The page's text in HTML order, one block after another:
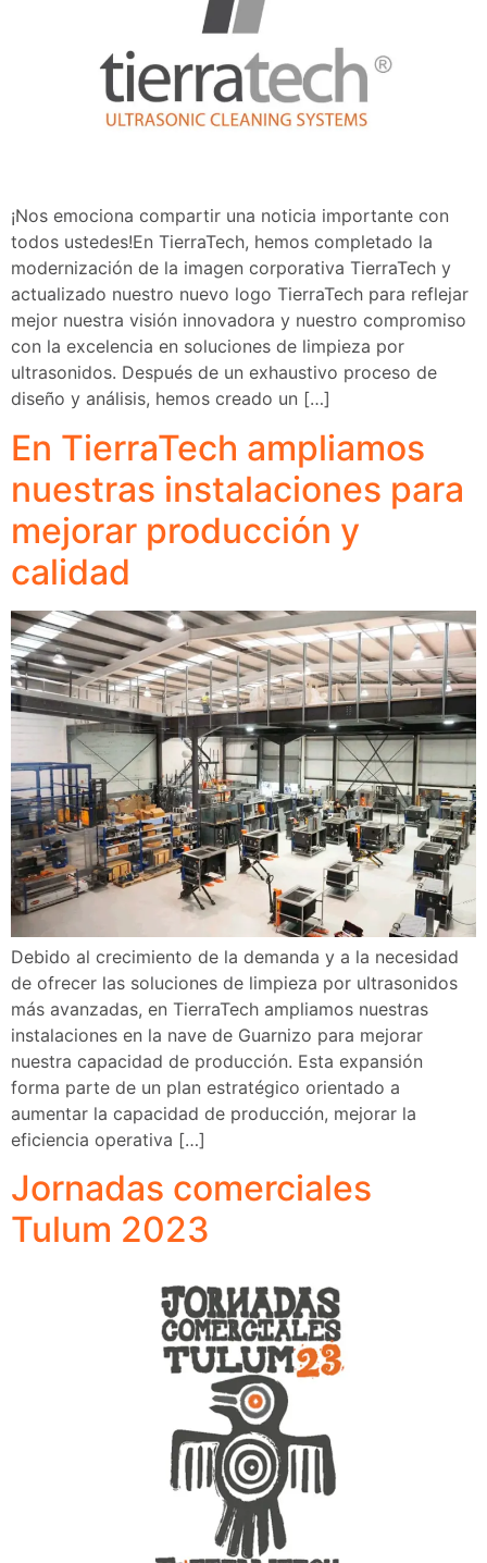
¡Nos emociona compartir una noticia importante con
todos ustedes!En TierraTech, hemos completado la
modernización de la imagen corporativa TierraTech y
actualizado nuestro nuevo logo TierraTech para reflejar
mejor nuestra visión innovadora y nuestro compromiso
con la excelencia en soluciones de limpieza por
ultrasonidos. Después de un exhaustivo proceso de
diseño y análisis, hemos creado un […]
En TierraTech ampliamos
nuestras instalaciones para
mejorar producción y
calidad
Debido al crecimiento de la demanda y a la necesidad
de ofrecer las soluciones de limpieza por ultrasonidos
más avanzadas, en TierraTech ampliamos nuestras
instalaciones en la nave de Guarnizo para mejorar
nuestra capacidad de producción. Esta expansión
forma parte de un plan estratégico orientado a
aumentar la capacidad de producción, mejorar la
eficiencia operativa […]
Jornadas comerciales
Tulum 2023